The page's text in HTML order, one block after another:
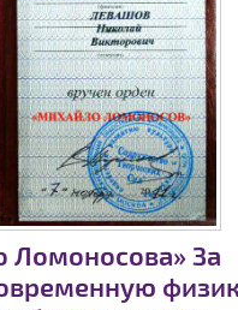
Ломоносова» За